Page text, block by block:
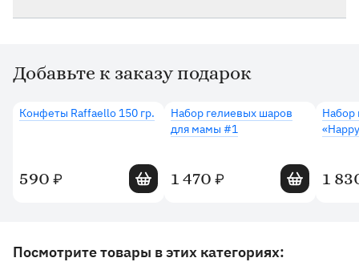
Дополнительные товары
Добавьте к заказу подарок
Конфеты Raffaello 150 гр.
590 ₽ Добавить в корзину
Набор гелиевых шаров
для мамы #1
1 470 ₽ Добавить в
Набор
1
Другие товары и категории на сайте
Посмотрите товары в этих категориях: